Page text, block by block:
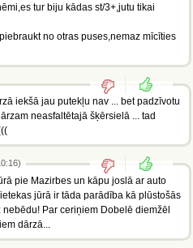
tur biju kādas st/3+,jutu tikai
no otras puses,nemaz mīcīties
iekšā jau putekļu nav ... bet padzīvotu
neasfaltētajā šķērsielā ... tad
pie Mazirbes un kāpu joslā ar auto
jūrā ir tāda parādība kā plūstošās
Par ceriņiem Dobelē diemžēl
dārzā...